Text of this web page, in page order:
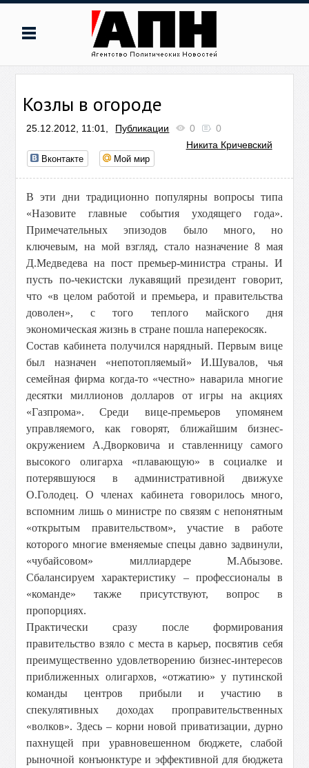
Козлы в огороде
25.12.2012, 11:01, Публикации 0
0
Никита Кричевский
Вконтакте Мой мир
В эти дни традиционно популярны вопросы типа
«Назовите главные события уходящего года».
Примечательных эпизодов было много, но
ключевым, на мой взгляд, стало назначение 8 мая
Д.Медведева на пост премьер-министра страны. И
пусть по-чекистски лукавящий президент говорит,
что «в целом работой и премьера, и правительства
доволен», с того теплого майского дня
экономическая жизнь в стране пошла наперекосяк.
Состав кабинета получился нарядный. Первым вице
был назначен «непотопляемый» И.Шувалов, чья
семейная фирма когда-то «честно» наварила многие
десятки миллионов долларов от игры на акциях
«Газпрома». Среди вице-премьеров упомянем
управляемого, как говорят, ближайшим бизнес-
окружением А.Дворковича и ставленницу самого
высокого олигарха «плавающую» в социалке и
потерявшуюся в административной движухе
О.Голодец. О членах кабинета говорилось много,
вспомним лишь о министре по связям с непонятным
«открытым правительством», участие в работе
которого многие вменяемые спецы давно задвинули,
«чубайсовом» миллиардере М.Абызове.
Сбалансируем характеристику – профессионалы в
«команде» также присутствуют, вопрос в
пропорциях.
Практически сразу после формирования
правительство взяло с места в карьер, посвятив себя
преимущественно удовлетворению бизнес-интересов
приближенных олигархов, «отжатию» у путинской
команды центров прибыли и участию в
спекулятивных доходах проправительственных
«волков». Здесь – корни новой приватизации, дурно
пахнущей при уравновешенном бюджете, слабой
рыночной конъюнктуре и эффективной для бюджета